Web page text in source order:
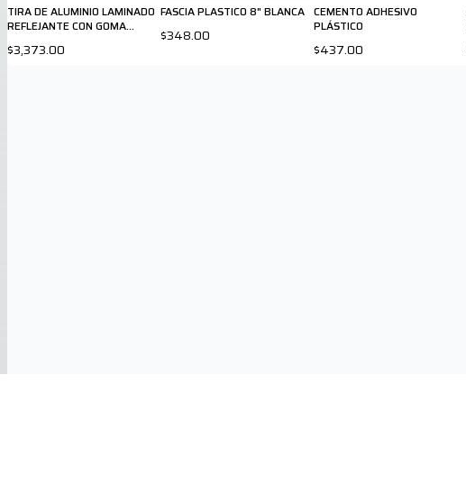
TIRA DE ALUMINIO LAMINADO
REFLEJANTE CON GOMA
$3,373.00
FASCIA PLASTICO 8" BLANCA
$348.00
CEMENTO ADHESIVO
PLÁSTICO
$437.00